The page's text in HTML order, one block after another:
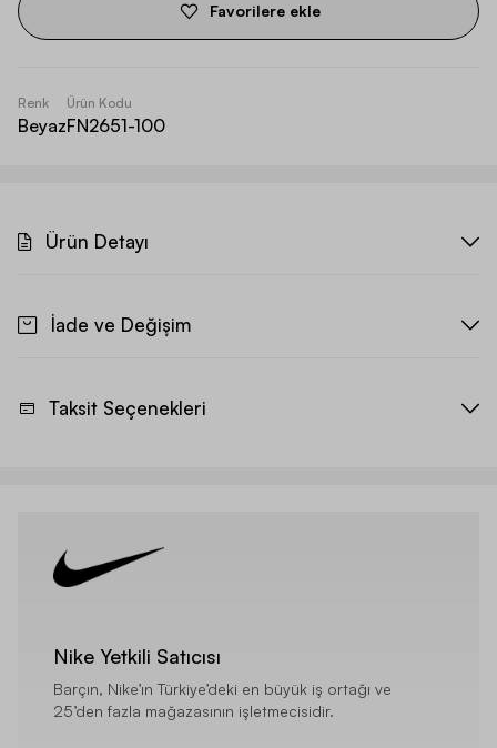
Favorilere ekle
Renk
Beyaz
Ürün Kodu
FN2651-100
Ürün Detayı
İade ve Değişim
Taksit Seçenekleri
Nike Yetkili Satıcısı
Barçın, Nike’ın Türkiye’deki en büyük iş ortağı ve
25’den fazla mağazasının işletmecisidir.